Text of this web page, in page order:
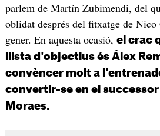
parlem de Martín Zubimendi, del
oblidat després del fitxatge de Nico
gener. En aquesta ocasió, el crac
llista d'objectius és Álex
convèncer molt a
convertir-se en el
Moraes.